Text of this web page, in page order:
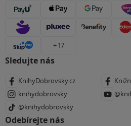
+ 17
Sledujte nás
KnihyDobrovsky.cz
knihydobrovsky
@knihydobrovsky
Odebírejte nás